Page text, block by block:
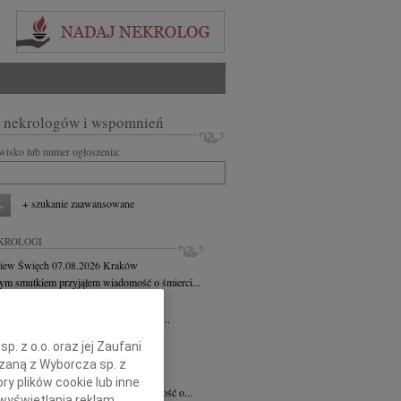
nekrologów i wspomnień
lub numer ogłoszenia:
+ szukanie zaawansowane
Święch 07.08.2026 Kraków
smutkiem przyjąłem wiadomość o śmierci...
Jackowi Gryzło Wiceprezesowi Areny...
20.07.2026 Kraków
smutkiem i żalem przyjęliśmy...
Słowińska
20.07.2026 Kraków
smutkiem przyjęliśmy wiadomość o...
z o.o. oraz jej Zaufani
z Wyborcza sp. z
plików cookie lub inne